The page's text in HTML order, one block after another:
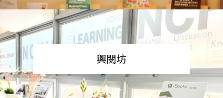
興閱坊